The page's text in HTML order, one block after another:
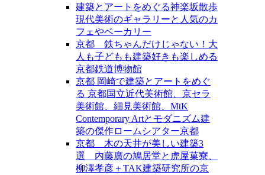
建築とアートをめぐる神楽坂散歩
現代美術のギャラリーと人気のカ
フェやベーカリー
京都 鉄ちゃんだけじゃない！大
人も子どもも建築好きも楽しめる
京都鉄道博物館
京都 岡崎で建築とアートをめぐ
る 京都国立近代美術館、京セラ
美術館、細見美術館、MtK
Contemporary Artとモダニズム建
築の傑作ロームシアター京都
京都 木の天井が美しい建築3
選 内藤廣の鳩居堂と虎屋菓寮、
柳澤孝彦＋TAK建築研究所の京